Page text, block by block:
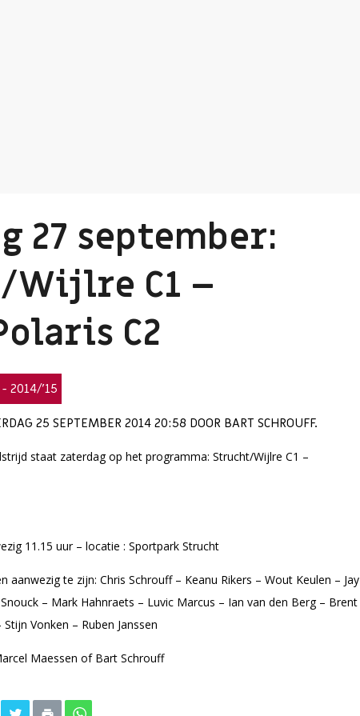
27 september:
C1 –
C2
- 2014/'15
25 SEPTEMBER 2014 20:58 DOOR BART SCHROUFF.
staat zaterdag op het programma: Strucht/Wijlre C1 –
11.15 uur – locatie : Sportpark Strucht
aanwezig te zijn: Chris Schrouff – Keanu Rikers – Wout Keulen – Jay
– Mark Hahnraets – Luvic Marcus – Ian van den Berg – Brent
Vonken – Ruben Janssen
Maessen of Bart Schrouff